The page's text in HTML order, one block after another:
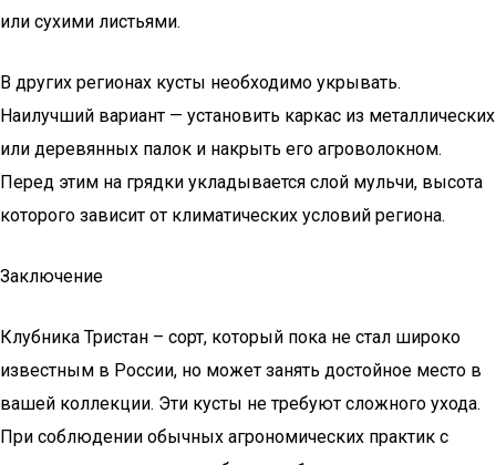
или сухими листьями.
В других регионах кусты необходимо укрывать.
Наилучший вариант — установить каркас из металлических
или деревянных палок и накрыть его агроволокном.
Перед этим на грядки укладывается слой мульчи, высота
которого зависит от климатических условий региона.
Заключение
Клубника Тристан – сорт, который пока не стал широко
известным в России, но может занять достойное место в
вашей коллекции. Эти кусты не требуют сложного ухода.
При соблюдении обычных агрономических практик с